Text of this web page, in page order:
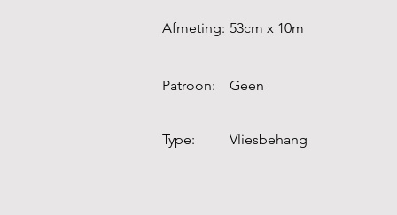
Afmeting: 53cm x 10m
Patroon: Geen
Type: Vliesbehang